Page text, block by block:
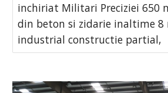
inchiriat Militari Preciziei 650
din beton si zidarie inaltime 8
industrial constructie partial,